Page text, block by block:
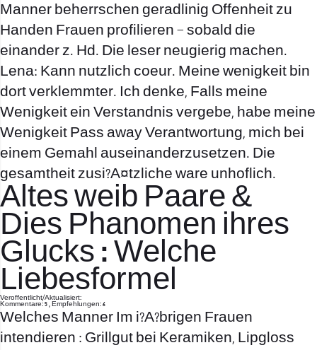
Manner beherrschen geradlinig Offenheit zu
Handen Frauen profilieren – sobald die
einander z. Hd. Die leser neugierig machen.
Lena: Kann nutzlich coeur. Meine wenigkeit bin
dort verklemmter. Ich denke, Falls meine
Wenigkeit ein Verstandnis vergebe, habe meine
Wenigkeit Pass away Verantwortung, mich bei
einem Gemahl auseinanderzusetzen. Die
gesamtheit zusi?A¤tzliche ware unhoflich.
Altes weib Paare &
Dies Phanomen ihres
Glucks : Welche
Liebesformel
Veroffentlicht/Aktualisiert:
Kommentare: 5 , Empfehlungen: 6
Welches Manner Im i?A?brigen Frauen
intendieren : Grillgut bei Keramiken, Lipgloss